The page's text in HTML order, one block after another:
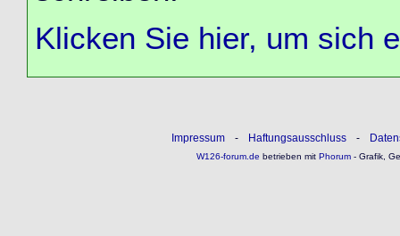
Klicken Sie hier, um sich
Impressum - Haftungsausschluss -
W126-forum.de betrieben mitPhorum- Grafik,